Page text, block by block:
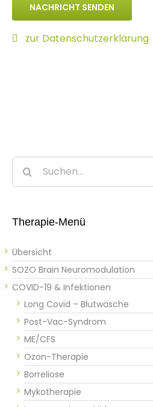
NACHRICHT SENDEN
zur Datenschutzerklärung
Suche
nach:
Therapie-Menü
Übersicht
SOZO Brain Neuromodulation
COVID-19 & Infektionen
Long Covid – Blutwäsche
Post-Vac-Syndrom
ME/CFS
Ozon-Therapie
Borreliose
Mykotherapie